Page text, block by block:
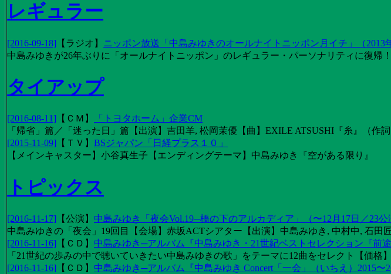
レギュラー
[2016-09-18] 【 ラジオ 】 ニッポン放送「中島みゆきのオールナイトニッポン月イチ」（2013
中島みゆきが26年ぶりに「オールナイトニッポン」のレギュラー・パーソナリティに復帰
タイアップ
[2016-08-11] 【 ＣＭ 】
「トヨタホーム」企業CM
「帰省」篇／「迷った日」篇【出演】吉田羊, 松岡茉優【曲】EXILE ATSUSHI『糸』（作
[2015-11-09] 【 ＴＶ 】 BSジャパン「日経プラス１０」
【メインキャスター】小谷真生子【エンディングテーマ】中島みゆき『空がある限り』
トピックス
[2016-11-17] 【公演】 中島みゆき「夜会Vol.19─橋の下のアルカディア」（〜12月17日／23公
中島みゆきの「夜会」19回目【会場】赤坂ACTシアター【出演】中島みゆき, 中村中, 石田
[2016-11-16] 【 ＣＤ 】 中島みゆき─アルバム『中島みゆき・21世紀ベストセレクション『前
「21世紀の歩みの中で聴いていきたい中島みゆきの歌」をテーマに12曲をセレクト【価格
[2016-11-16] 【 ＣＤ 】 中島みゆき─アルバム『中島みゆき Concert「一会」（いちえ）2015〜